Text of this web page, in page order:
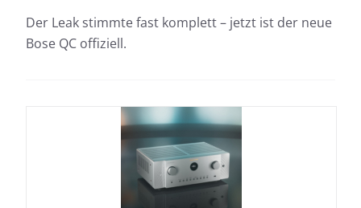
Der Leak stimmte fast komplett – jetzt ist der neue
Bose QC offiziell.